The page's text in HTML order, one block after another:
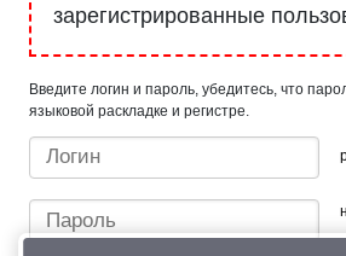
зарегистрированные
Введите логин и пароль, убедитесь, что
языковой раскладке и регистре.